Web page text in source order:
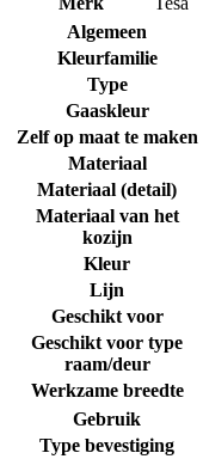
Algemeen
Kleurfamilie
Type
Gaaskleur
Zelf op maat te maken
Materiaal
Materiaal (detail)
Materiaal van het
kozijn
Kleur
Lijn
Geschikt voor
Geschikt voor type
raam/deur
Werkzame breedte
Gebruik
Type bevestiging